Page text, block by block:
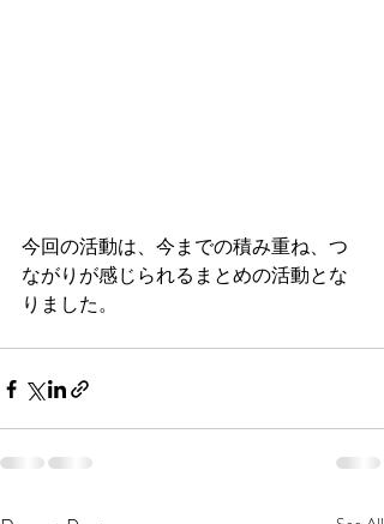
今回の活動は、今までの積み重ね、つ
ながりが感じられるまとめの活動とな
りました。